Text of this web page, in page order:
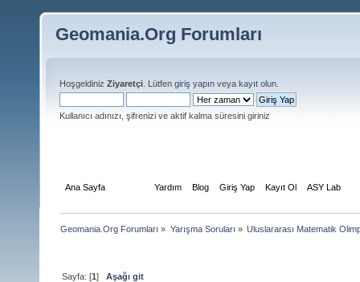
Geomania.Org Forumları
Hoşgeldiniz Ziyaretçi . Lütfen giriş yapın veya kayıt olun
Kullanıcı adınızı, şifrenizi ve aktif kalma süresini giriniz
Ana Sayfa Yardım Blog Giriş Yap Kayıt Ol ASY Lab
Geomania.Org Forumları » Yarışma Soruları » Uluslararası Matematik
Sayfa: [1]Aşağı git